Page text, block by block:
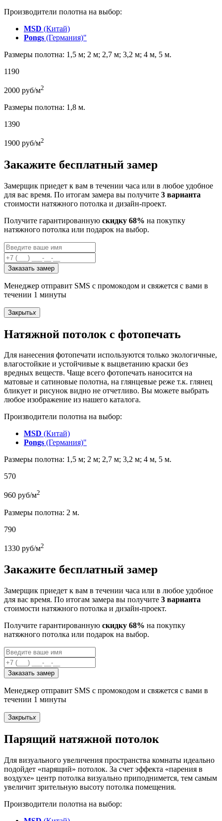
Производители полотна на выбор:
MSD (Китай)
Pongs (Германия)"
Размеры полотна: 1,5 м; 2 м; 2,7 м; 3,2 м; 4 м, 5 м.
1190
2000 руб/м2
Размеры полотна: 1,8 м.
1390
1900 руб/м2
Закажите бесплатный замер
Замерщик приедет к вам в течении часа или в любое удобное
для вас время. По итогам замера вы получите 3 варианта
стоимости натяжного потолка и дизайн-проект.
Получите гарантированную скидку 68% на покупку
натяжного потолка или подарок на выбор.
Заказать замер
Менеджер отправит SMS с промокодом и свяжется с вами в
течении 1 минуты
Закрытьx
Натяжной потолок с фотопечать
Для нанесения фотопечати используются только экологичные,
влагостойкие и устойчивые к выцветанию краски без
вредных веществ. Чаще всего фотопечать наносится на
матовые и сатиновые полотна, на глянцевые реже т.к. глянец
бликует и рисунок видно не отчетливо. Вы можете выбрать
любое изображение из нашего каталога.
Производители полотна на выбор:
MSD (Китай)
Pongs (Германия)"
Размеры полотна: 1,5 м; 2 м; 2,7 м; 3,2 м; 4 м, 5 м.
570
960 руб/м2
Размеры полотна: 2 м.
790
1330 руб/м2
Закажите бесплатный замер
Замерщик приедет к вам в течении часа или в любое удобное
для вас время. По итогам замера вы получите 3 варианта
стоимости натяжного потолка и дизайн-проект.
Получите гарантированную скидку 68% на покупку
натяжного потолка или подарок на выбор.
Заказать замер
Менеджер отправит SMS с промокодом и свяжется с вами в
течении 1 минуты
Закрытьx
Парящий натяжной потолок
Для визуального увеличения пространства комнаты идеально
подойдет «парящий» потолок. За счет эффекта «парения в
воздухе» центр потолка визуально приподнимется, тем самым
увеличит зрительную высоту потолка помещения.
Производители полотна на выбор: